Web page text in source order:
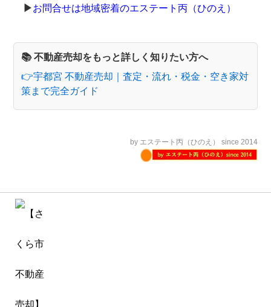
▶お問合せは地域密着のエステート丙（ひのえ）
📚 不動産売却をもっと詳しく知りたい方へ
👉宇都宮 不動産売却｜査定・流れ・税金・空き家対
策まで完全ガイド
by エステート丙（ひのえ） since 2014